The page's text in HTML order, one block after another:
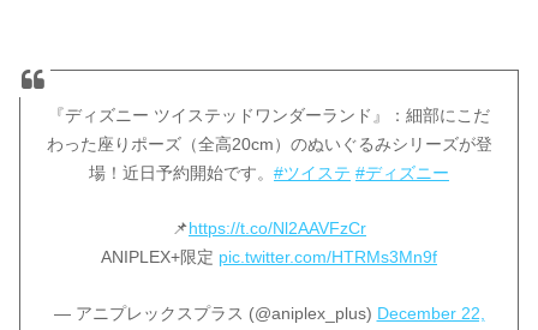
『ディズニー ツイステッドワンダーランド』：細部にこだ
わった座りポーズ（全高20cm）のぬいぐるみシリーズが登
場！近日予約開始です。 #ツイステ #ディズニー
📌https://t.co/Nl2AAVFzCr
ANIPLEX+限定 pic.twitter.com/HTRMs3Mn9f
— アニプレックスプラス (@aniplex_plus) December 22,